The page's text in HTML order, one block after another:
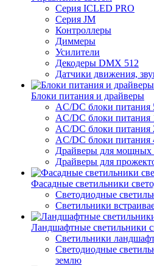
Серия ICLED PRO
Серия JM
Контроллеры
Диммеры
Усилители
Декодеры DMX 512
Датчики движения,
Блоки питания и драйверы
AC/DC блоки питания
AC/DC блоки питания
AC/DC блоки питания
AC/DC блоки питания
Драйверы для мощных
Драйверы для
Фасадные светильники
Светодиодные
Светильники
Ландшафтные светильники
Светильники
Светодиодные
землю